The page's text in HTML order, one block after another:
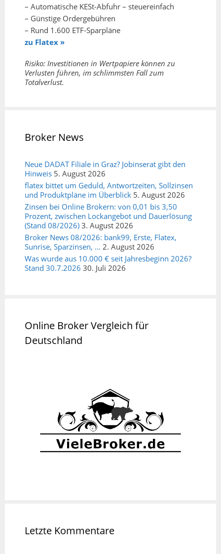
– Automatische KESt-Abfuhr – steuereinfach
– Günstige Ordergebühren
– Rund 1.600 ETF-Sparpläne
zu Flatex »
Risiko: Investitionen in Wertpapiere können zu
Verlusten führen, im schlimmsten Fall zum
Totalverlust.
Broker News
Neue DADAT Filiale in Graz? Jobinserat gibt den
Hinweis 5. August 2026
flatex bittet um Geduld, Antwortzeiten, Sollzinsen
und Produktpläne im Überblick 5. August 2026
Zinsen bei Online Brokern: von 0,01 bis 3,50
Prozent, zwischen Lockangebot und Dauerlösung
(Stand 08/2026) 3. August 2026
Broker News 08/2026: bank99, Erste, Flatex,
Sunrise, Sparzinsen, … 2. August 2026
Was wurde aus 10.000 € seit Jahresbeginn 2026?
Stand 30.7.2026 30. Juli 2026
Online Broker Vergleich für
Deutschland
Letzte Kommentare